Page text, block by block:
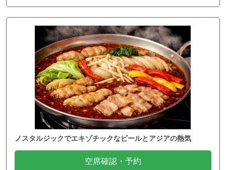
ノスタルジックでエキゾチックなビールとアジアの熱気
空席確認・予約